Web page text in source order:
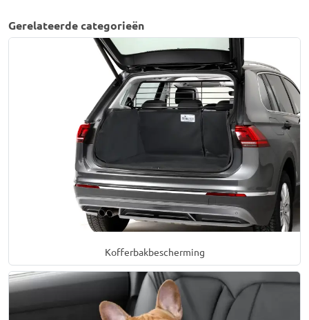
Gerelateerde categorieën
Kofferbakbescherming